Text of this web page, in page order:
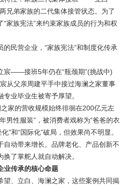
兄弟家族的二代集体接管状态。为了
家族宪法”来约束家族成员的行为和权
民营企业，“家族宪法”和制度化传承
——接班5年仍在“瓶颈期”(挑战中)
父亲周建平手中接过海澜之家董事
业毕业生被寄予厚望。
的营收规模始终徘徊在200亿元左
男性服装”，被消费者戏称为“爸爸的衣
”和“国际化”破局，但效果尚不明显。
动带来增长。品牌老化、产品创新不
了掌舵人就自动解决。
业传承的核心命题
、立白、海澜之家，这些案例共同揭